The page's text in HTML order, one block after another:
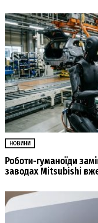
НОВИНИ
Роботи-гуманоїди
заводах Mitsubishi